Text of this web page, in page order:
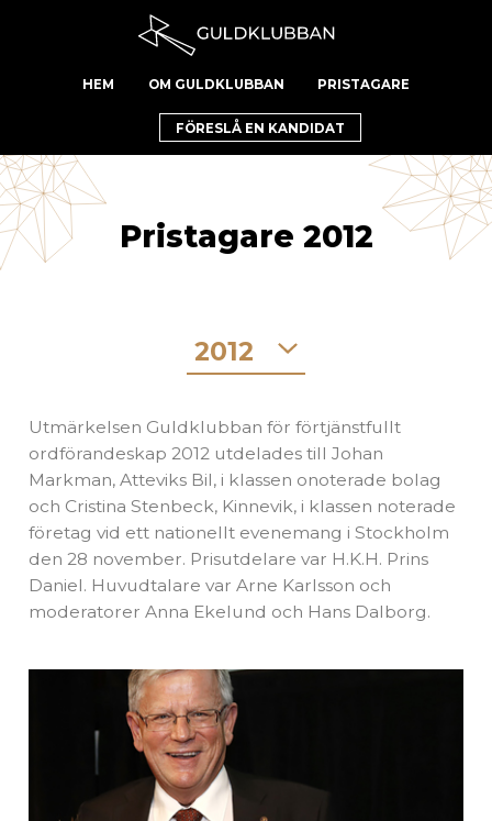
HEM OM GULDKLUBBAN PRISTAGARE
FÖRESLÅ EN KANDIDAT
Pristagare 2012
2012
Utmärkelsen Guldklubban för förtjänstfullt
ordförandeskap 2012 utdelades till Johan
Markman, Atteviks Bil, i klassen onoterade bolag
och Cristina Stenbeck, Kinnevik, i klassen noterade
företag vid ett nationellt evenemang i Stockholm
den 28 november. Prisutdelare var H.K.H. Prins
Daniel. Huvudtalare var Arne Karlsson och
moderatorer Anna Ekelund och Hans Dalborg.